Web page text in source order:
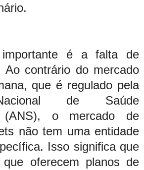
é a falta de
Ao contrário do mercado
que é regulado pela
de Saúde
(ANS), o mercado de
não tem uma entidade
Isso significa que
oferecem planos de